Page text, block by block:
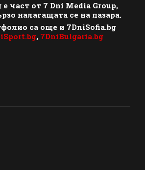
e част от 7 Dni Media Group,
налагащата се на пазара.
са още и 7DniSofia.bg
, 7DniBulgaria.bg